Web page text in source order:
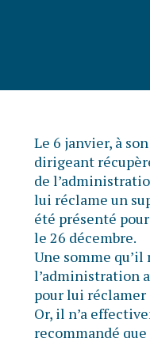
Le 6 janvier, à
dirigeant
de
lui réclame un
été présenté
le 26 décembre.
Une somme qu’il
l’administration
pour lui réclamer
Or, il n’a
recommandé